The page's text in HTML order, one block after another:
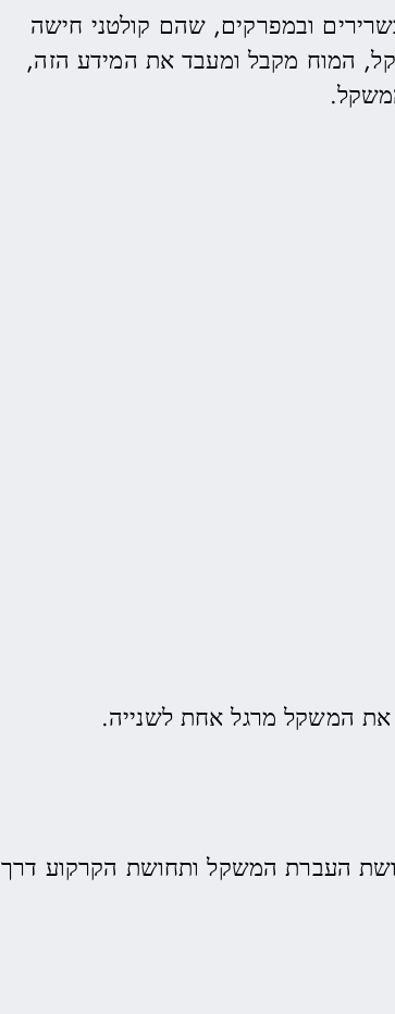
ובמפרקים, שהם קולטני חישה
המוח מקבל ומעבד את המידע הזה,
את המשקל מרגל אחת לשנייה.
העברת המשקל ותחושת הקרקוע דרך